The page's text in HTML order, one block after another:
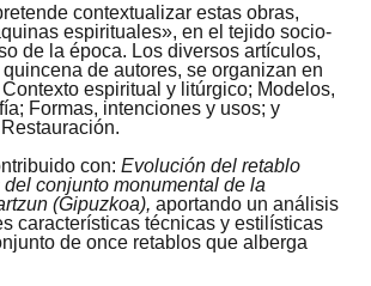
contextualizar estas obras,
espirituales», en el tejido socio-
de la época. Los diversos artículos,
de autores, se organizan en
espiritual y litúrgico; Modelos,
Formas, intenciones y usos; y
con: Evolución del retablo
conjunto monumental de la
(Gipuzkoa), aportando un análisis
características técnicas y estilísticas
de once retablos que alberga